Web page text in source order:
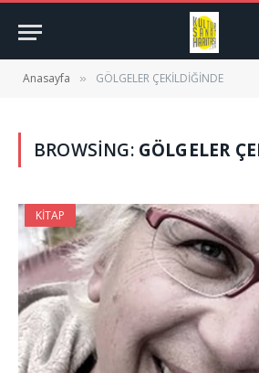
Anasayfa » GÖLGELER ÇEKİLDİĞİNDE
BROWSING: GÖLGELER
KITAP